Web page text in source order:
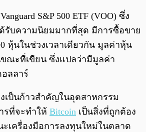
S&P 500 ETF (VOO) ซึ่ง
ด้รับความนิยมมากที่สุด มีการซื้อขาย
หุ้นในช่วงเวลาเดียวกัน มูลค่าหุ้น
ขณะที่เขียน ซึ่งแปลว่ามีมูลค่า
ลลาร์
เป็นก้าวสำคัญในอุตสาหกรรม
รที่จะทำให้ Bitcoin เป็นสิ่งที่ถูกต้อง
เครื่องมือการลงทุนใหม่ในตลาด